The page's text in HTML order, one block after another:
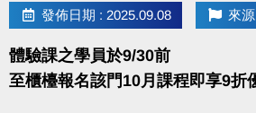
發佈日期 : 2025.09.08 來
體驗課之學員於9/30前
至櫃檯報名該門10月課程即享9折